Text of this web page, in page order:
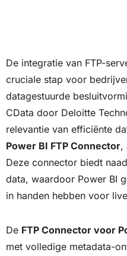
De integratie van FTP-
cruciale stap voor
datagestuurde
CData door Deloitte
relevantie van efficiënte
Power BI FTP Connector,
Deze connector biedt
data, waardoor Power BI
in handen hebben voor
De FTP Connector voor
met volledige metadata-